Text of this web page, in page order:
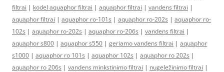
filtrai | kodel aquaphor filtrai | aquaphor filtrai | vandens filtrai |
aquaphor filtrai | aquaphor ro-101s | aquaphor ro-202s | aquaphor ro-
102s | aquaphor ro-202s | aquaphor ro-206s | vandens filtrai |
aquaphor s800 | aquaphor s550 | geriamo vandens filtrai | aquaphor
s1000 | aquaphor ro 101s | aquaphor 102s | aquaphor ro 202s |
aquaphor ro 206s | vandens minkstinimo filtrai | nugeležinimo filtrai |